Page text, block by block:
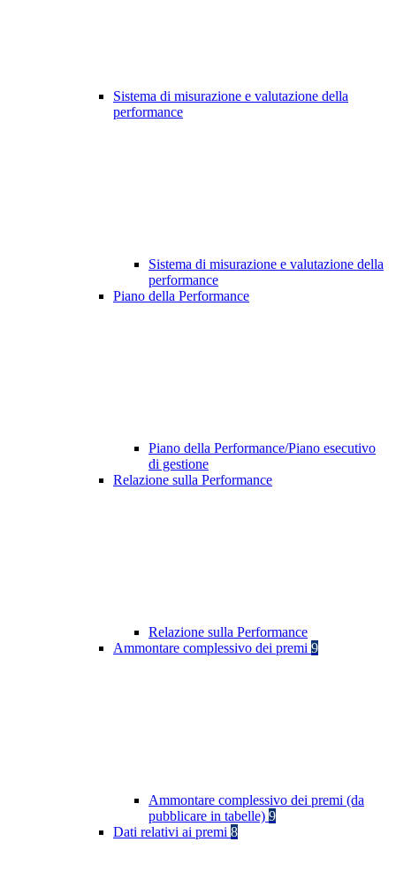
Sistema di misurazione e valutazione della
performance
Sistema di misurazione e valutazione della
performance
Piano della Performance
Piano della Performance/Piano esecutivo
di gestione
Relazione sulla Performance
Relazione sulla Performance
Ammontare complessivo dei premi 9
Ammontare complessivo dei premi (da
pubblicare in tabelle) 9
Dati relativi ai premi 8